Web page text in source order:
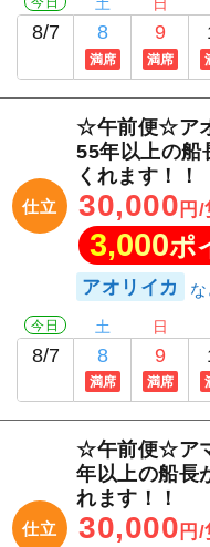
8/7
土
8
満席
日
9
満席
仕立
☆午前便☆ア
55年以上の船
くれます！！
30,000 円/
3,000ポ
アオリイカ
今日
8/7
土
8
満席
日
9
満席
仕立
☆午前便☆ア
年以上の船長
れます！！
30,000 円/